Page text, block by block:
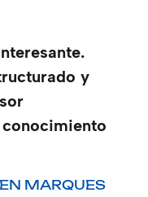
y
MARQUES